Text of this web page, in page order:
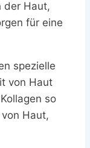
der Haut,
für eine
spezielle
von Haut
so
Haut,